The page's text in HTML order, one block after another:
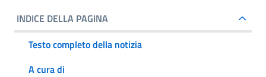
INDICE DELLA PAGINA
Testo completo della notizia
A cura di